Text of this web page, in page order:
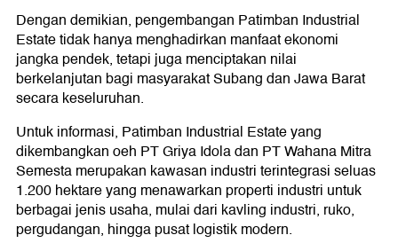
Dengan demikian, pengembangan Patimban Industrial
Estate tidak hanya menghadirkan manfaat ekonomi
jangka pendek, tetapi juga menciptakan nilai
berkelanjutan bagi masyarakat Subang dan Jawa Barat
secara keseluruhan.
Untuk informasi, Patimban Industrial Estate yang
dikembangkan oeh PT Griya Idola dan PT Wahana Mitra
Semesta merupakan kawasan industri terintegrasi seluas
1.200 hektare yang menawarkan properti industri untuk
berbagai jenis usaha, mulai dari kavling industri, ruko,
pergudangan, hingga pusat logistik modern.